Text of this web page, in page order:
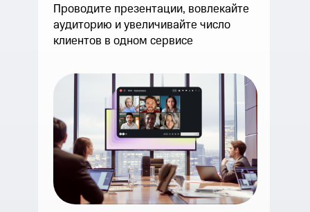
Проводите презентации, вовлекайте
аудиторию и увеличивайте число
клиентов в одном сервисе